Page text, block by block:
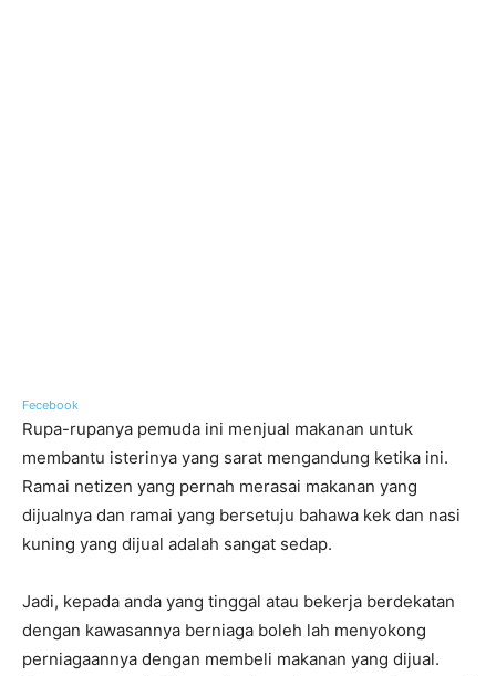
Fecebook
Rupa-rupanya pemuda ini menjual makanan untuk
membantu isterinya yang sarat mengandung ketika ini.
Ramai netizen yang pernah merasai makanan yang
dijualnya dan ramai yang bersetuju bahawa kek dan nasi
kuning yang dijual adalah sangat sedap.
Jadi, kepada anda yang tinggal atau bekerja berdekatan
dengan kawasannya berniaga boleh lah menyokong
perniagaannya dengan membeli makanan yang dijual.